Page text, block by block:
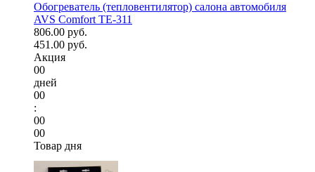
Обогреватель (тепловентилятор) салона автомобиля
AVS Comfort TE-311
806.00 руб.
451.00 руб.
Акция
00
дней
00
:
00
00
Товар дня